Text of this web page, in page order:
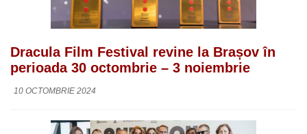
Dracula Film Festival revine la Brașov în
perioada 30 octombrie – 3 noiembrie
10 OCTOMBRIE 2024